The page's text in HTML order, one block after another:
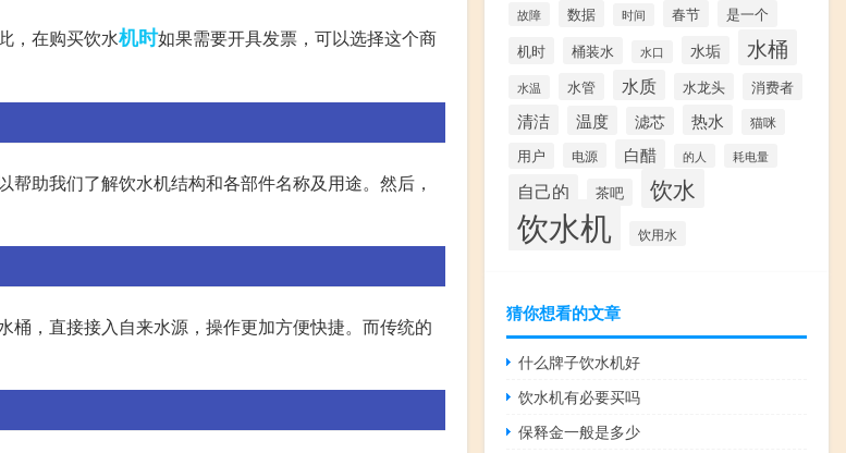
，在购买饮水机时如果需要开具发票，可以选择这个商
助我们了解饮水机结构和各部件名称及用途。然后，
，直接接入自来水源，操作更加方便快捷。而传统的
故障 数据 时间 春节
是一个
机时
桶装水 水口 水垢 水桶
水温 水管 水质 水龙头 消费者
清洁 温度 滤芯 热水
猫咪
用户
电源 白醋 的人 耗电量
自己的 茶吧 饮水
饮水机 饮用水
猜你想看的文章
什么牌子饮水机好
饮水机有必要买吗
保释金一般是多少